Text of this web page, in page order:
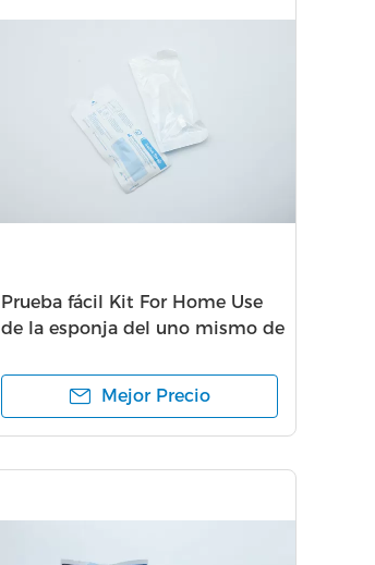
Prueba fácil Kit For Home Use
de la esponja del uno mismo de
Mejor Precio